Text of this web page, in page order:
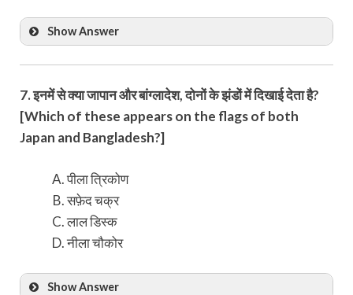
Show Answer
7. इनमें से क्या जापान और बांग्लादेश, दोनों के झंडों में दिखाई देता है?
[Which of these appears on the flags of both
Japan and Bangladesh?]
पीला त्रिकोण
सफ़ेद चक्र
लाल डिस्क
नीला चौकोर
Show Answer